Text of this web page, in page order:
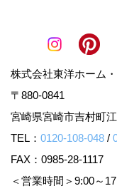
株式会社東洋ホーム
〒880-0841
宮崎県宮崎市吉村町
TEL： 0120-108-048 /
FAX：0985-28-1117
＜営業時間＞9:00～